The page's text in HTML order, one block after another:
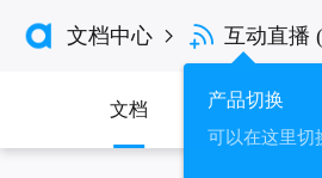
文档中心   互动直播
产品切换
可以在这里切
文档 API 参考